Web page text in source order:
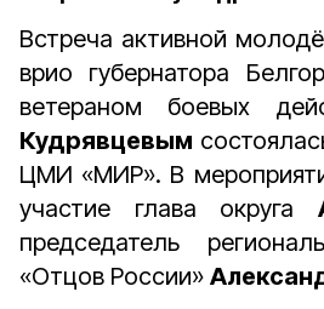
Встреча активной
врио губернатора
ветераном боевых
Кудрявцевым
ЦМИ «МИР». В
участие глава округа
председатель
«Отцов России»